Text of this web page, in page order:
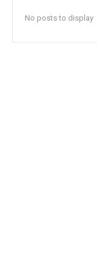
No posts to display